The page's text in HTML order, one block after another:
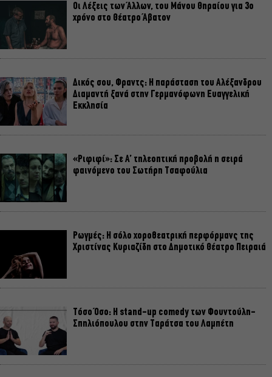
Οι Λέξεις των Άλλων, του Μάνου Θηραίου για 3ο
χρόνο στο Θέατρο Άβατον
Δικός σου, Φραντς: Η παράσταση του Αλέξανδρου
Διαμαντή ξανά στην Γερμανόφωνη Ευαγγελική
Εκκλησία
«Ριφιφί»: Σε Α’ τηλεοπτική προβολή η σειρά
φαινόμενο του Σωτήρη Τσαφούλια
Ρωγμές: Η σόλο χοροθεατρική περφόρμανς της
Χριστίνας Κυριαζίδη στο Δημοτικό Θέατρο Πειραιά
Τόσο Όσο: Η stand-up comedy των Φουντούλη-
Σπηλιόπουλου στην Ταράτσα του Λαμπέτη